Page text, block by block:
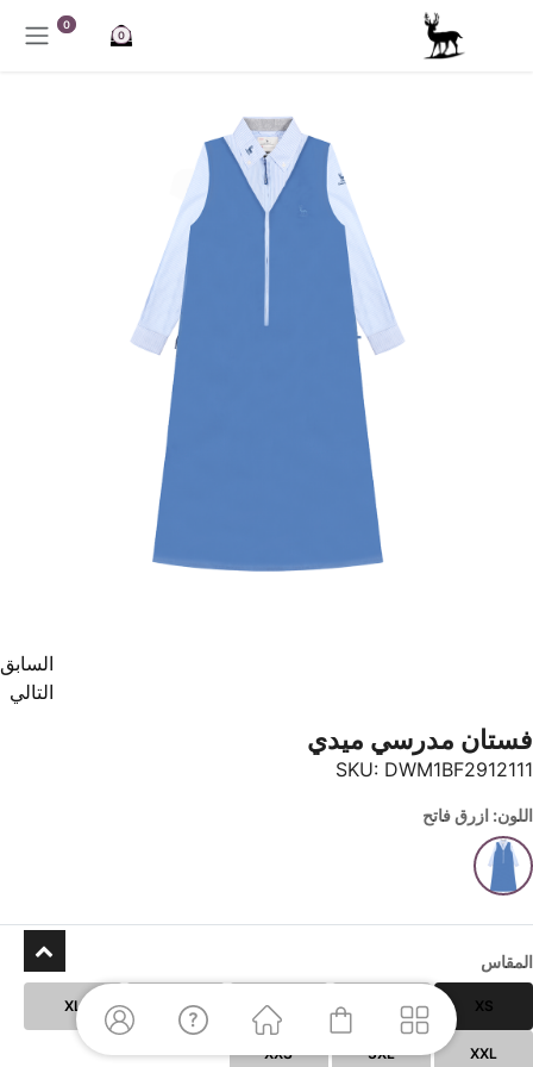
تخطي للذهاب إلى المحتوى
0
0
السابق
التالي
فستان مدرسي ميدي
SKU: DWM1BF2912111
اللون: ازرق فاتح
المقاس
XS
M
XL
XXL
3XL
XXS